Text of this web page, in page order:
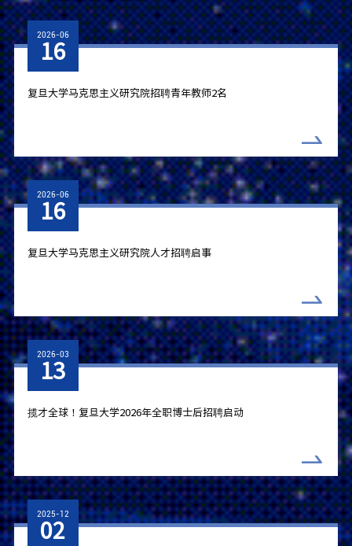
2026-06
16
复旦大学马克思主义研究院招聘青年教师2名
2026-06
16
复旦大学马克思主义研究院人才招聘启事
2026-03
13
揽才全球！复旦大学2026年全职博士后招聘启动
2025-12
02